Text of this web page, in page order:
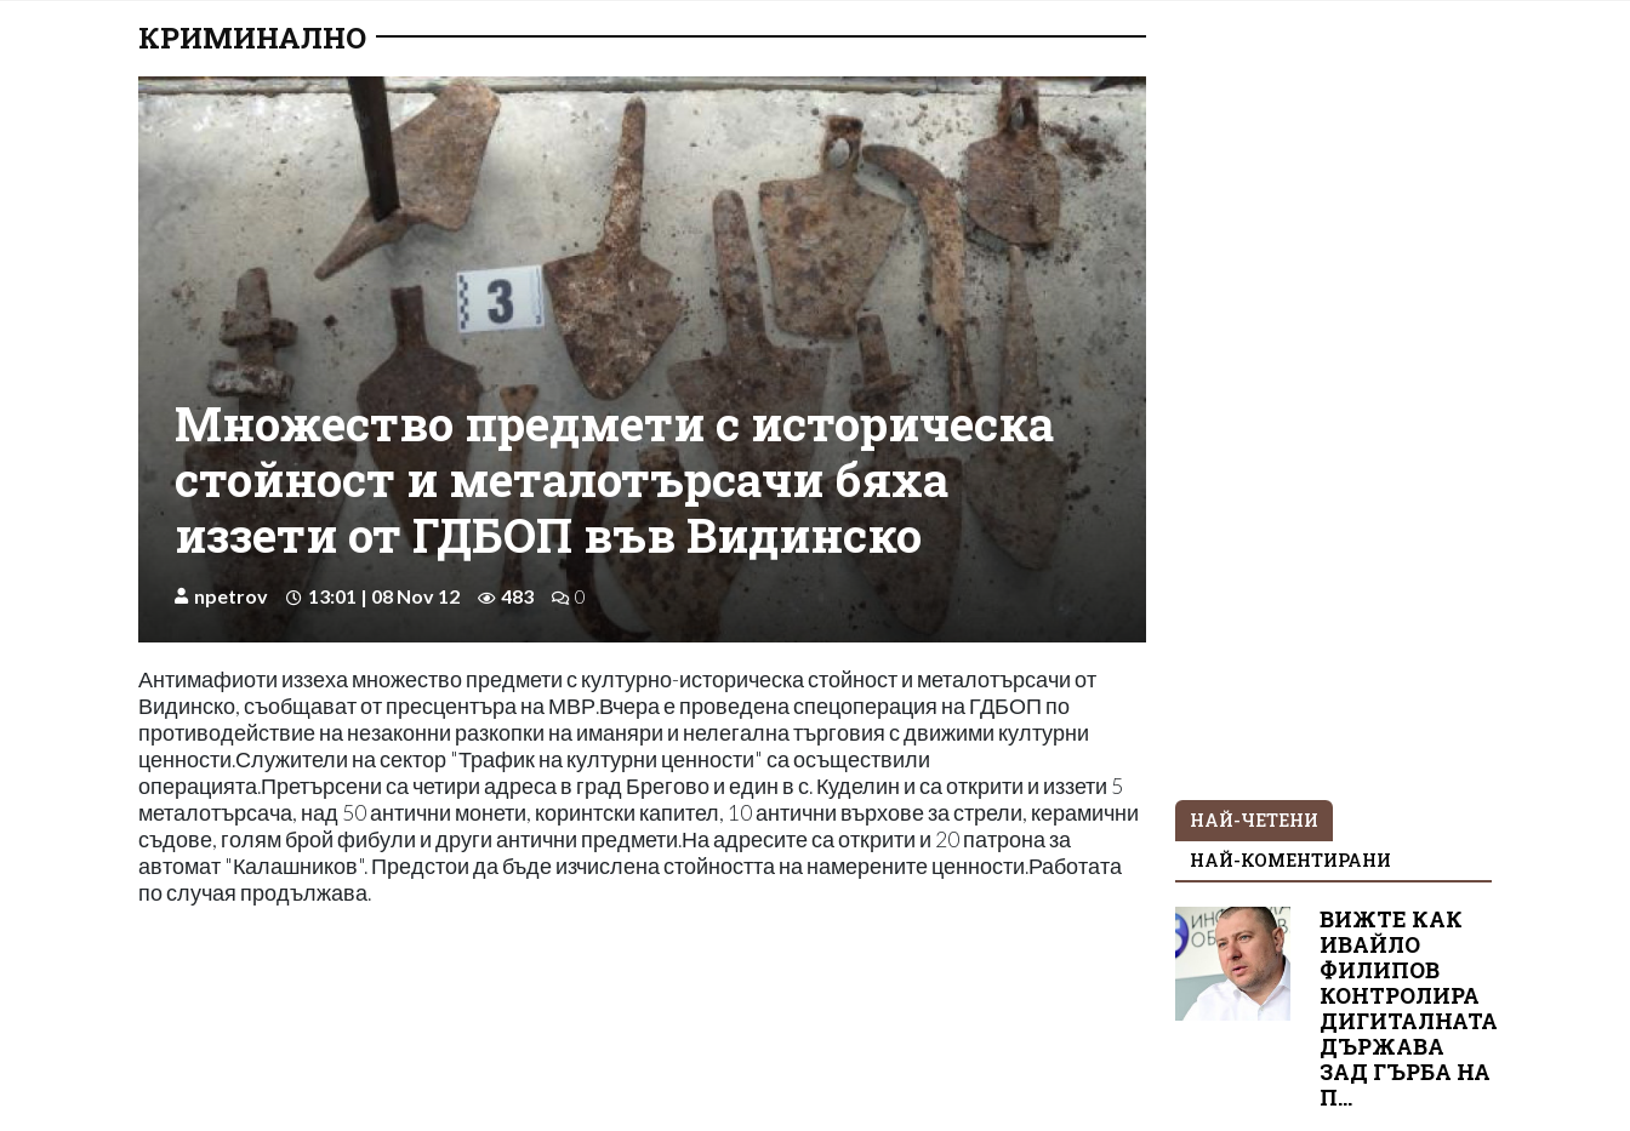
КРИМИНАЛНО
Множество предмети с историческа
стойност и металотърсачи бяха
иззети от ГДБОП във Видинско
npetrov 13:01 | 08 Nov 12 483 0
Антимафиоти иззеха множество предмети с културно-историческа стойност и металотърсачи от
Видинско, съобщават от пресцентъра на МВР.Вчера е проведена спецоперация на ГДБОП по
противодействие на незаконни разкопки на иманяри и нелегална търговия с движими културни
ценности.Служители на сектор "Трафик на културни ценности" са осъществили
операцията.Претърсени са четири адреса в град Брегово и един в с. Куделин и са открити и иззети 5
металотърсача, над 50 антични монети, коринтски капител, 10 антични върхове за стрели, керамични
съдове, голям брой фибули и други антични предмети.На адресите са открити и 20 патрона за
автомат "Калашников". Предстои да бъде изчислена стойността на намерените ценности.Работата
по случая продължава.
НАЙ-ЧЕТЕНИ
НАЙ-КОМЕНТИРАНИ
ВИЖТЕ КАК
ИВАЙЛО
ФИЛИПОВ
КОНТРОЛИРА
ДИГИТАЛНАТА
ДЪРЖАВА
ЗАД ГЪРБА НА
П...